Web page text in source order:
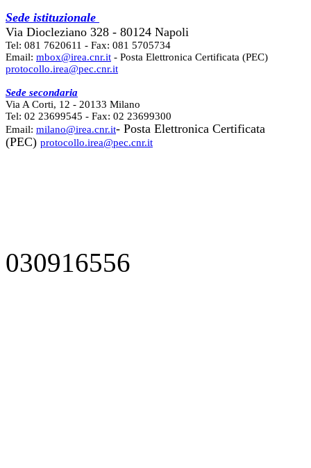
Sede istituzionale
Via Diocleziano 328 - 80124 Napoli
Tel: 081 7620611 - Fax: 081 5705734
Email: mbox@irea.cnr.it - Posta Elettronica Certificata (PEC)
protocollo.irea@pec.cnr.it
Sede secondaria
Via A Corti, 12 - 20133 Milano
Tel: 02 23699545 - Fax: 02 23699300
Email: milano@irea.cnr.it- Posta Elettronica Certificata
(PEC) protocollo.irea@pec.cnr.it
030916556